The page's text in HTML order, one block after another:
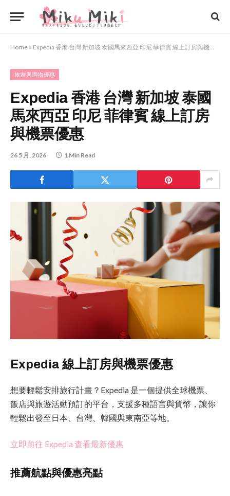
Home » Expedia 香港 台灣 新加坡 泰國馬來西亞 印尼 菲律賓 線上訂房與機票優惠
旅遊與購物優惠
Expedia 香港 台灣 新加坡 泰國
馬來西亞 印尼 菲律賓 線上訂房
與機票優惠
26 5 月, 2026 1 Min Read
Expedia 線上訂房與機票優惠
想要輕鬆安排旅行計畫？Expedia 是一個提供全球機票、
飯店與旅遊活動預訂的平台，支援多種語言與貨幣，讓你
輕鬆出發至日本、台灣、韓國與東南亞等地。
立即前往 Expedia 查看最新優惠
推薦航點與優惠亮點